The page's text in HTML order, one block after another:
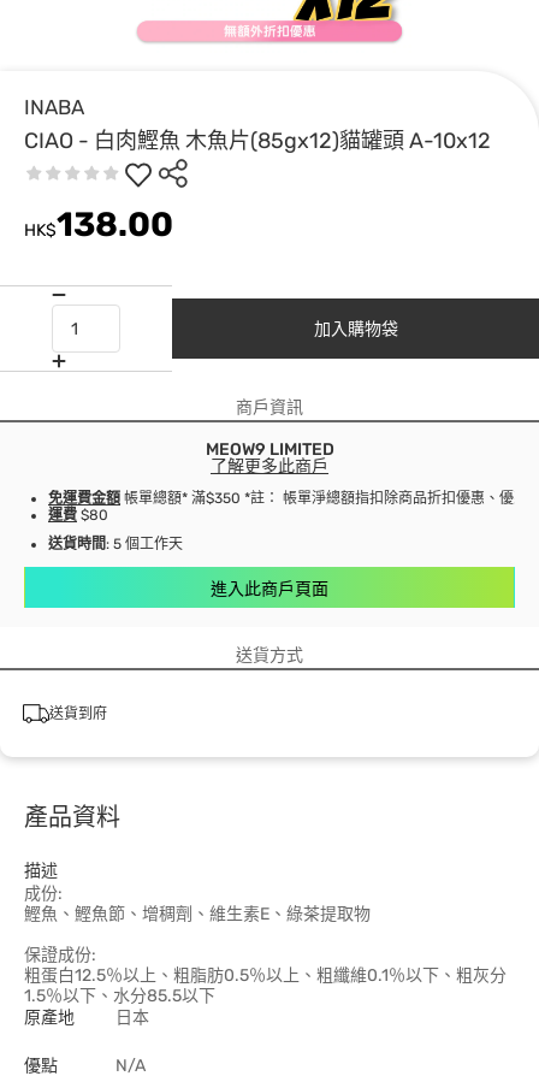
INABA
CIAO - 白肉鰹魚 木魚片(85gx12)貓罐頭 A-10x12
HK$138.00
加入購物袋
商戶資訊
MEOW9 LIMITED
了解更多此商戶
免運費金額 帳單總額* 滿$350 *註： 帳單淨總額指扣除商品折扣優惠、優惠
運費 $80
送貨時間: 5 個工作天
進入此商戶頁面
送貨方式
送貨到府
產品資料
描述
成份:
鰹魚、鰹魚節、增稠劑、維生素E、綠茶提取物
保證成份:
粗蛋白12.5％以上、粗脂肪0.5％以上、粗纖維0.1％以下、粗灰分
1.5％以下、水分85.5以下
原產地
日本
優點 N/A